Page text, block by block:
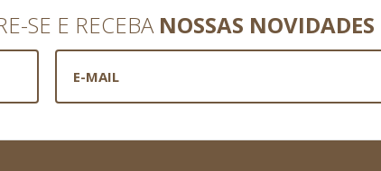
SE E RECEBA NOSSAS NOVIDADES